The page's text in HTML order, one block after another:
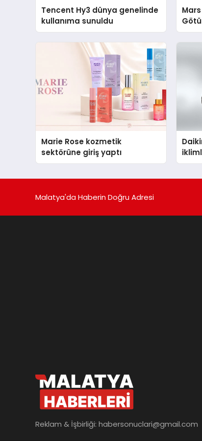
Tencent Hy3 dünya genelinde
kullanıma sunuldu
Marie Rose kozmetik
sektörüne giriş yaptı
Malatya'da Haberin Doğru Adresi
Reklam & İşbirliği: habersonuclari@gmail.com